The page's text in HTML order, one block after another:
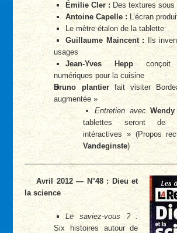
Émilie Cler :Des textures sous
Antoine Capelle : L’écran
Le mètre étalon de la tablette
Guillaume Maincent :Ils
usages
Jean-Yves Heppconçoit
numériques pour la cuisine
Bruno plantierfait visiter
augmentée »
Entretien avec
tablettes seront
intéractives » (Propos
Vandeginste)
Avril 2012 — N°48 : Dieu et
la science
Le saviez-vous ? :
Six histoires autour de